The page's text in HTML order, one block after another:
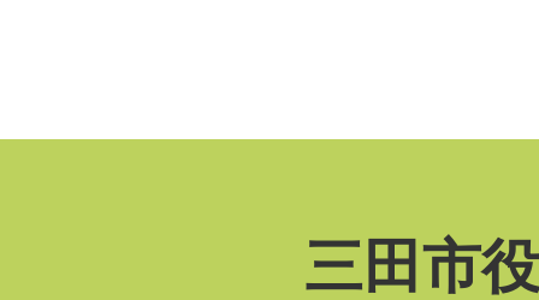
三田市